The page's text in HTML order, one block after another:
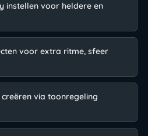
instellen voor heldere en
voor extra ritme, sfeer
via toonregeling